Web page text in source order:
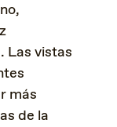
Las vistas
más
de la